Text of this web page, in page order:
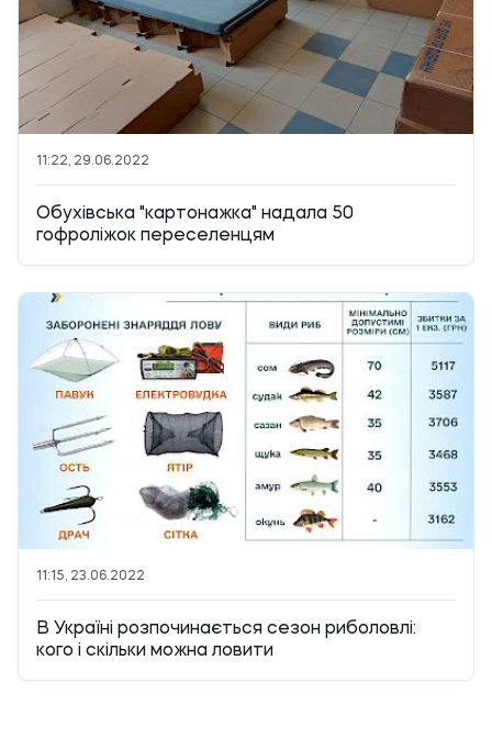
11:22, 29.06.2022
Обухівська "картонажка" надала 50
гофроліжок переселенцям
11:15, 23.06.2022
В Україні розпочинається сезон риболовлі:
кого і скільки можна ловити